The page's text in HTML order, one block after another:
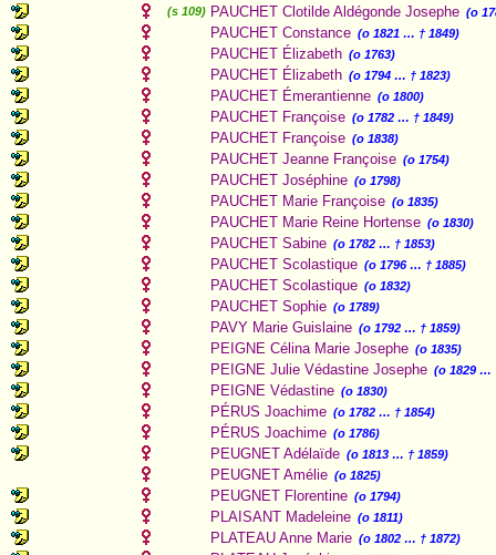
(s 109) PAUCHET Clotilde Aldégonde Josephe (o
PAUCHET Constance (o 1821 … † 1849)
PAUCHET Élizabeth (o 1763)
PAUCHET Élizabeth (o 1794 … † 1823)
PAUCHET Émerantienne (o 1800)
PAUCHET Françoise (o 1782 … † 1849)
PAUCHET Françoise (o 1838)
PAUCHET Jeanne Françoise (o 1754)
PAUCHET Joséphine (o 1798)
PAUCHET Marie Françoise (o 1835)
PAUCHET Marie Reine Hortense (o 1830)
PAUCHET Sabine (o 1782 … † 1853)
PAUCHET Scolastique (o 1796 … † 1885)
PAUCHET Scolastique (o 1832)
PAUCHET Sophie (o 1789)
PAVY Marie Guislaine (o 1792 … † 1859)
PEIGNE Célina Marie Josephe (o 1835)
PEIGNE Julie Védastine Josephe (o 1829 …
PEIGNE Védastine (o 1830)
PÉRUS Joachime (o 1782 … † 1854)
PÉRUS Joachime (o 1786)
PEUGNET Adélaïde (o 1813 … † 1859)
PEUGNET Amélie (o 1825)
PEUGNET Florentine (o 1794)
PLAISANT Madeleine (o 1811)
PLATEAU Anne Marie (o 1802 … † 1872)